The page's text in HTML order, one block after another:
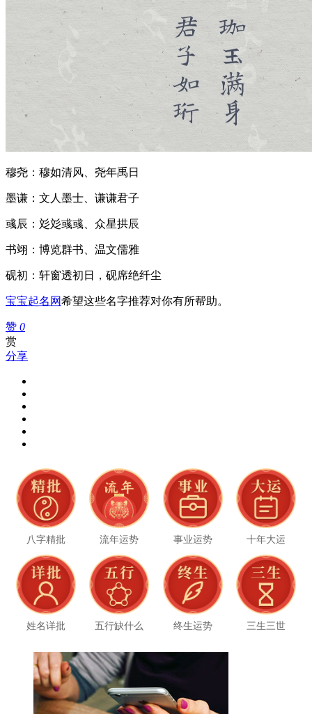
穆尧：穆如清风、尧年禹日
墨谦：文人墨士、谦谦君子
彧辰：彣彣彧彧、众星拱辰
书翊：博览群书、温文儒雅
砚初：轩窗透初日，砚席绝纤尘
宝宝起名网希望这些名字推荐对你有所帮助。
赞 0
赏
分享
八字精批 流年运势 事业运势 十年大运
姓名详批 五行缺什么 终生运势 三生三世